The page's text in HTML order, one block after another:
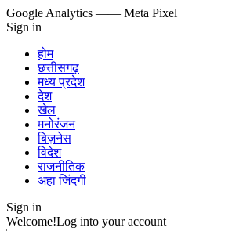
Google Analytics —— Meta Pixel
Sign in
होम
छत्तीसगढ़
मध्य प्रदेश
देश
खेल
मनोरंजन
बिज़नेस
विदेश
राजनीतिक
अहा जिंदगी
Sign in
Welcome!Log into your account